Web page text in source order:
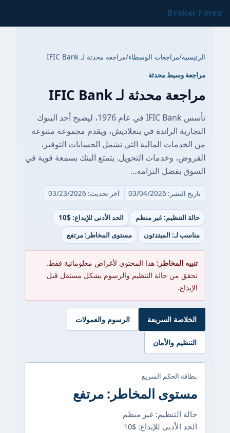
Broker Forex
الرئيسية/مراجعات الوسطاء/مراجعة محدثة لـ IFIC Bank
مراجعة وسيط محدثة
مراجعة محدثة لـ IFIC Bank
تأسس IFIC Bank في عام 1976، ليصبح أحد البنوك
التجارية الرائدة في بنغلاديش، ويقدم مجموعة متنوعة
من الخدمات المالية التي تشمل الحسابات التوفير،
القروض، وخدمات التحويل. يتمتع البنك بسمعة قوية في
السوق بفضل التزامه...
تاريخ النشر: 03/04/2026 آخر تحديث: 03/23/2026
حالة التنظيم: غير منظم
الحد الأدنى للإيداع: $10
مناسب لـ: المبتدئون
مستوى المخاطر: مرتفع
تنبيه المخاطر: هذا المحتوى لأغراض معلوماتية فقط.
تحقق من حالة التنظيم والرسوم بشكل مستقل قبل
الإيداع.
الخلاصة السريعة الرسوم والعمولات
التنظيم والأمان
بطاقة الحكم السريع
مستوى المخاطر: مرتفع
حالة التنظيم: غير منظم
الحد الأدنى للإيداع: $10